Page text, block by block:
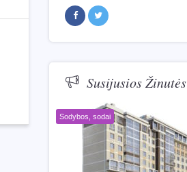
Facebook
Twitter
Susijusios Žinutės
Sodybos, sodai